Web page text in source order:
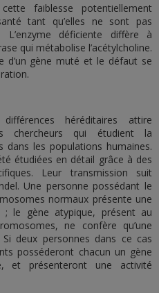
faiblesse potentiellement
tant qu’elles ne sont pas
L’enzyme déficiente diffère à
qui métabolise l’acétylcholine.
d’un gène muté et le défaut se
héréditaires attire
chercheurs qui étudient la
dans les populations humaines.
étudiées en détail grâce à des
Leur transmission suit
Une personne possédant le
normaux présente une
le gène atypique, présent au
ne confère qu’une
deux personnes dans ce cas
posséderont chacun un gène
et présenteront une activité